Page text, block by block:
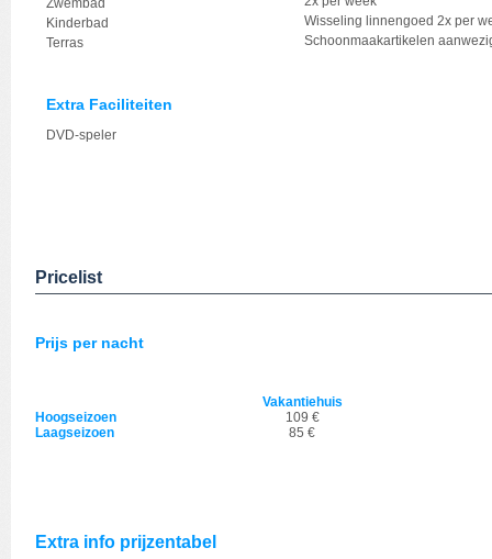
Zwembad
Kinderbad
Terras
Extra Faciliteiten
DVD-speler
Wisseling linnengoed 2x per
Schoonmaakartikelen
Pricelist
Prijs per nacht
Vakantiehuis
Hoogseizoen
109 €
Laagseizoen
85 €
Extra info prijzentabel